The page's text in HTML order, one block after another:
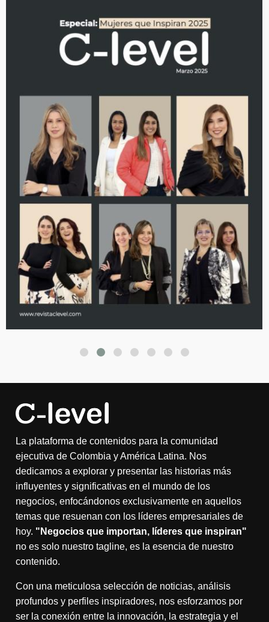
La plataforma de contenidos para la comunidad
ejecutiva de Colombia y América Latina. Nos
dedicamos a explorar y presentar las historias más
influyentes y significativas en el mundo de los
negocios, enfocándonos exclusivamente en aquellos
temas que resuenan con los líderes empresariales de
hoy. "Negocios que importan, líderes que inspiran"
no es solo nuestro tagline, es la esencia de nuestro
contenido.
Con una meticulosa selección de noticias, análisis
profundos y perfiles inspiradores, nos esforzamos por
ser la conexión entre la innovación, la estrategia y el